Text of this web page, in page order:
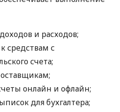
и расходов;
средствам с
счета;
онлайн и офлайн;
для бухгалтера;